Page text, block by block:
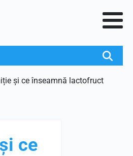
și ce înseamnă lactofruct
ce